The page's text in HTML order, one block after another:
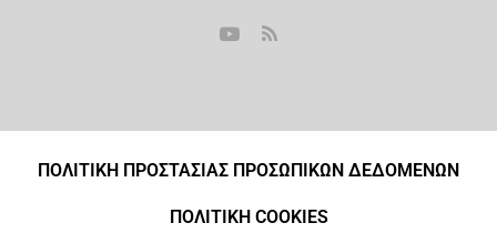
ΠΟΛΙΤΙΚΗ ΠΡΟΣΤΑΣΙΑΣ ΠΡΟΣΩΠΙΚΩΝ ΔΕΔΟΜΕΝΩΝ
ΠΟΛΙΤΙΚΗ COOKIES